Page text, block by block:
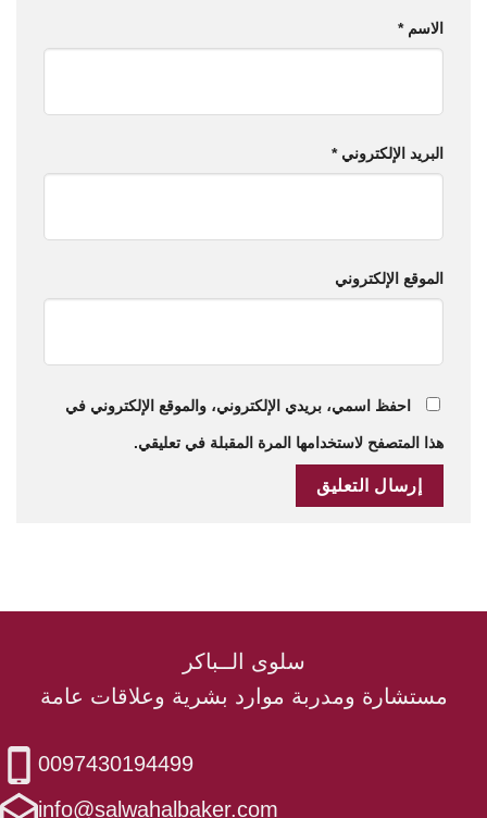
الاسم*
البريد الإلكتروني*
الموقع الإلكتروني
احفظ اسمي، بريدي الإلكتروني، والموقع الإلكتروني في
هذا المتصفح لاستخدامها المرة المقبلة في تعليقي.
سلوى الــباكر
مستشارة ومدربة موارد بشرية وعلاقات عامة
0097430194499
info@salwahalbaker.com